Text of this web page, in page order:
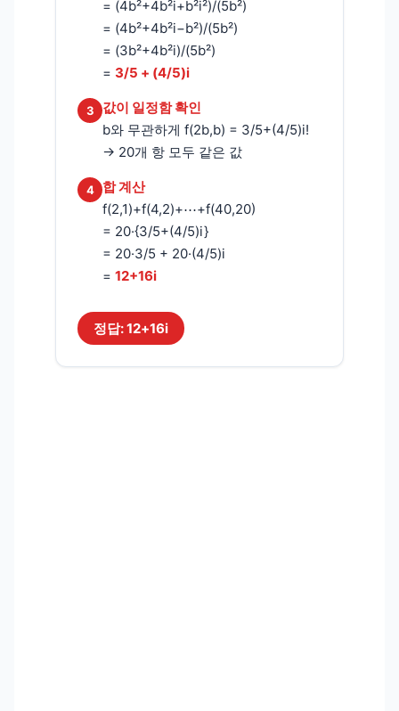
= (4b²+4b²i+b²i²)/(5b²)
= (4b²+4b²i−b²)/(5b²)
= (3b²+4b²i)/(5b²)
= 3/5 + (4/5)i
3
값이 일정함 확인
b와 무관하게 f(2b,b) = 3/5+(4/5)i!
→ 20개 항 모두 같은 값
4
합 계산
f(2,1)+f(4,2)+⋯+f(40,20)
= 20·{3/5+(4/5)i}
= 20·3/5 + 20·(4/5)i
= 12+16i
정답: 12+16i